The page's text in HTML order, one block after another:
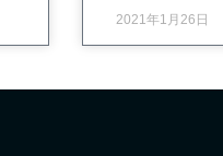
2021年1月26日